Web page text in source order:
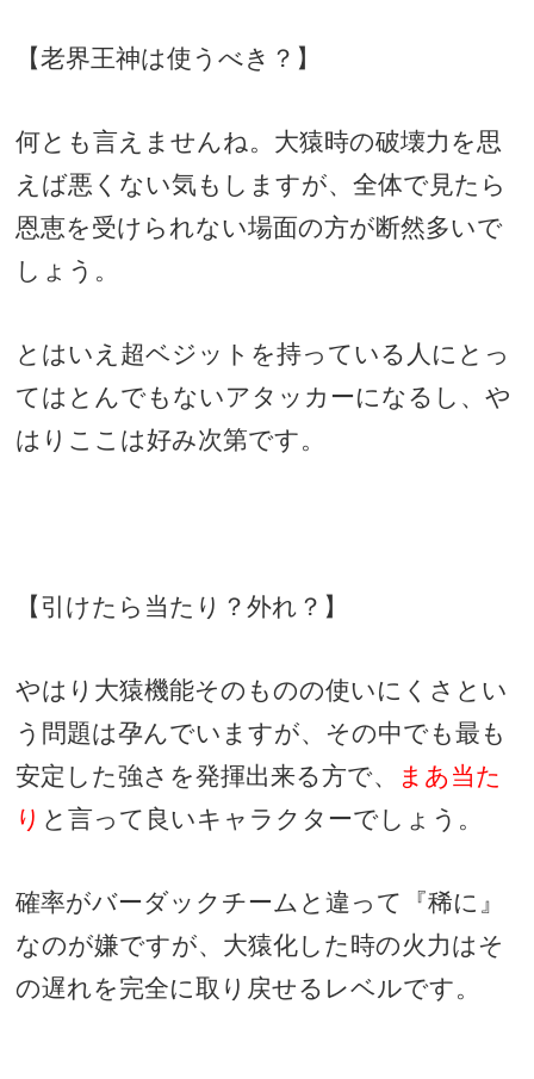
【老界王神は使うべき？】
何とも言えませんね。大猿時の破壊力を思
えば悪くない気もしますが、全体で見たら
恩恵を受けられない場面の方が断然多いで
しょう。
とはいえ超ベジットを持っている人にとっ
てはとんでもないアタッカーになるし、や
はりここは好み次第です。
【引けたら当たり？外れ？】
やはり大猿機能そのものの使いにくさとい
う問題は孕んでいますが、その中でも最も
安定した強さを発揮出来る方で、
まあ当た
り と言って良いキャラクターでしょう。
確率がバーダックチームと違って『稀に』
なのが嫌ですが、大猿化した時の火力はそ
の遅れを完全に取り戻せるレベルです。